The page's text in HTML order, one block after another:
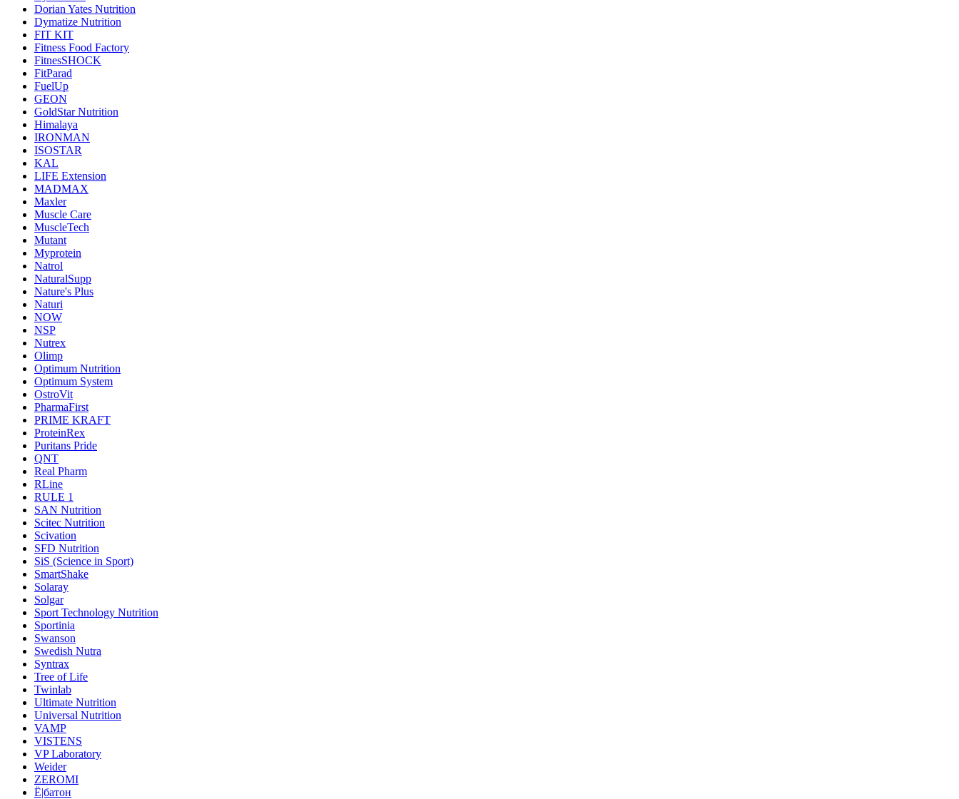
Dorian Yates Nutrition
Dymatize Nutrition
FIT KIT
Fitness Food Factory
FitnesSHOCK
FitParad
FuelUp
GEON
GoldStar Nutrition
Himalaya
IRONMAN
ISOSTAR
KAL
LIFE Extension
MADMAX
Maxler
Muscle Care
MuscleTech
Mutant
Myprotein
Natrol
NaturalSupp
Nature's Plus
Naturi
NOW
NSP
Nutrex
Olimp
Optimum Nutrition
Optimum System
OstroVit
PharmaFirst
PRIME KRAFT
ProteinRex
Puritans Pride
QNT
Real Pharm
RLine
RULE 1
SAN Nutrition
Scitec Nutrition
Scivation
SFD Nutrition
SiS (Science in Sport)
SmartShake
Solaray
Solgar
Sport Technology Nutrition
Sportinia
Swanson
Swedish Nutra
Syntrax
Tree of Life
Twinlab
Ultimate Nutrition
Universal Nutrition
VAMP
VISTENS
VP Laboratory
Weider
ZEROMI
Ё|батон